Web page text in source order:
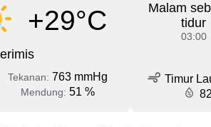
+29°C
Tekanan: 763 mmHg
Mendung: 51 %
Malam
tidur
03:00
Timur